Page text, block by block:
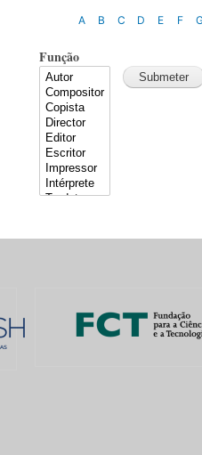
A B C D E F
Função